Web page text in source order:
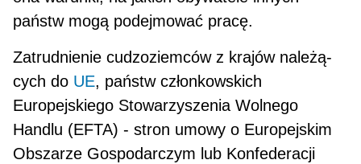
państw mogą podej­mować pracę.
Zatrudnienie cudzoziemców z krajów należą­
cych do UE, państw członkowskich
Europejskiego Stowarzyszenia Wolnego
Handlu (EFTA) - stron umowy o Europejskim
Obszarze Gospodarczym lub Konfederacji